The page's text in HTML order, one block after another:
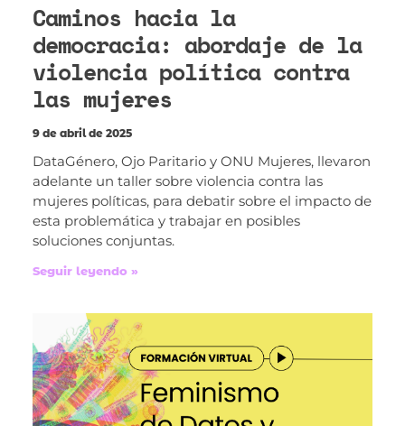
Caminos hacia la
democracia: abordaje de la
violencia política contra
las mujeres
9 de abril de 2025
DataGénero, Ojo Paritario y ONU Mujeres, llevaron
adelante un taller sobre violencia contra las
mujeres políticas, para debatir sobre el impacto de
esta problemática y trabajar en posibles
soluciones conjuntas.
Seguir leyendo »